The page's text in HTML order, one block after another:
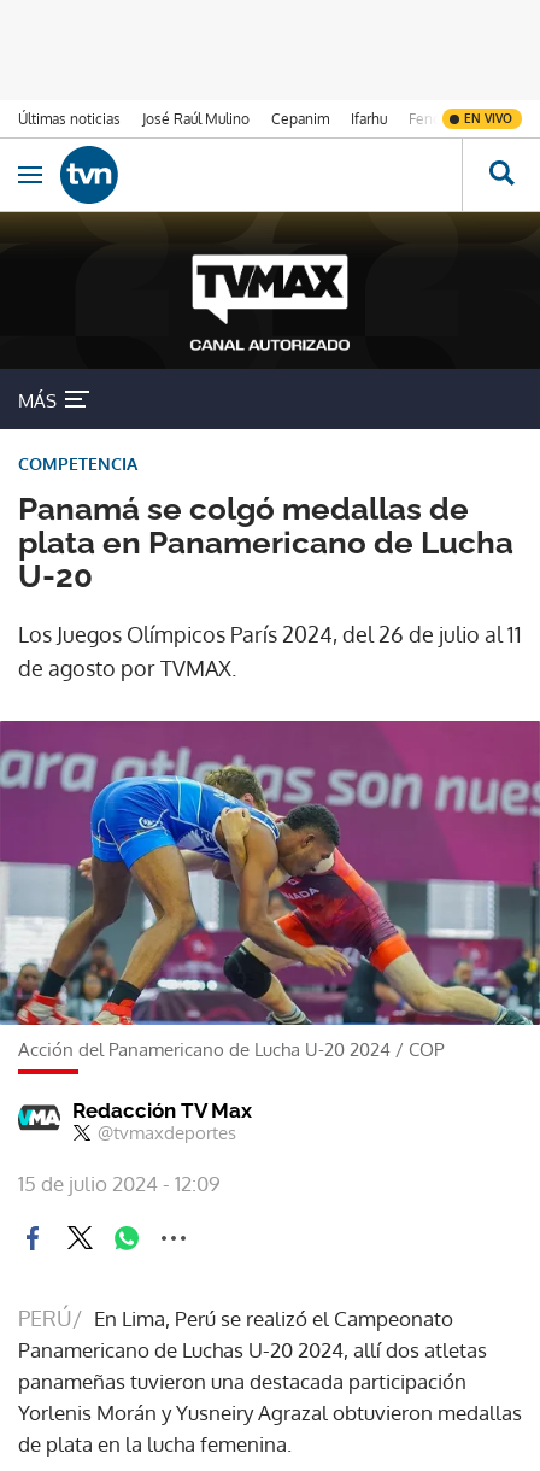
Últimas noticias José Raúl Mulino Cepanim Ifarhu Fenómeno de El
EN VIVO
Ir al contenido
Obrir navegació
MÁS
Panamá se colgó medallas de
plata en Panamericano de Lucha
U-20
COMPETENCIA
Los Juegos Olímpicos París 2024, del 26 de julio al 11
de agosto por TVMAX.
Acción del Panamericano de Lucha U-20 2024 / COP
Redacción TV Max
@tvmaxdeportes
15 de julio 2024 - 12:09
PERÚ/ En Lima, Perú se realizó el Campeonato
Panamericano de Luchas U-20 2024, allí dos atletas
panameñas tuvieron una destacada participación
Yorlenis Morán y Yusneiry Agrazal obtuvieron medallas
de plata en la lucha femenina.